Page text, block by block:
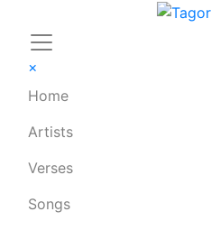
×
Home
Artists
Verses
Songs